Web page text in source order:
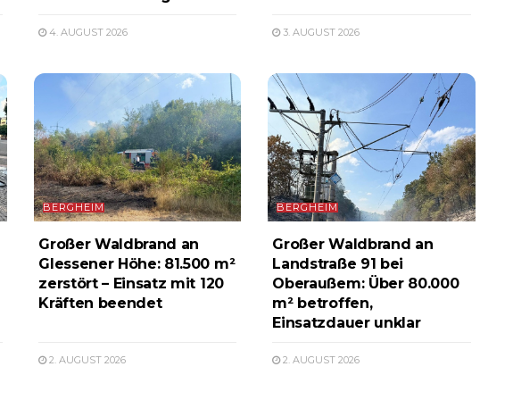
4. AUGUST 2026 3. AUGUST 2026
BERGHEIM
Großer Waldbrand an
Glessener Höhe: 81.500 m²
zerstört – Einsatz mit 120
Kräften beendet
2. AUGUST 2026
BERGHEIM
Großer Waldbrand an
Landstraße 91 bei
Oberaußem: Über 80.000
m² betroffen,
Einsatzdauer unklar
2. AUGUST 2026